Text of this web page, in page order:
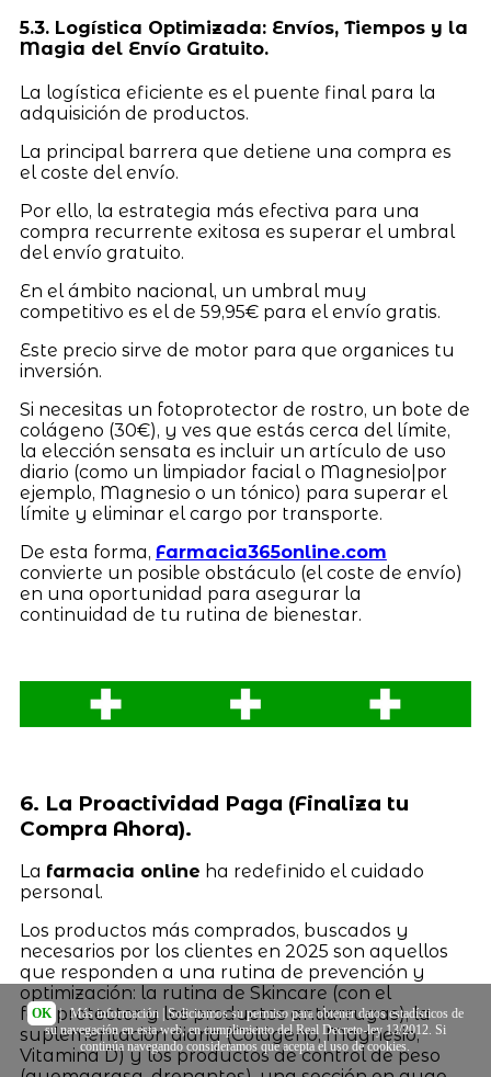
5.3. Logística Optimizada: Envíos, Tiempos y la
Magia del Envío Gratuito.
La logística eficiente es el puente final para la
adquisición de productos.
La principal barrera que detiene una compra es
el coste del envío.
Por ello, la estrategia más efectiva para una
compra recurrente exitosa es superar el umbral
del envío gratuito.
En el ámbito nacional, un umbral muy
competitivo es el de 59,95€ para el envío gratis.
Este precio sirve de motor para que organices tu
inversión.
Si necesitas un fotoprotector de rostro, un bote de
colágeno (30€), y ves que estás cerca del límite,
la elección sensata es incluir un artículo de uso
diario (como un limpiador facial o Magnesio|por
ejemplo, Magnesio o un tónico) para superar el
límite y eliminar el cargo por transporte.
De esta forma, Farmacia365online.com
convierte un posible obstáculo (el coste de envío)
en una oportunidad para asegurar la
continuidad de tu rutina de bienestar.
6. La Proactividad Paga (Finaliza tu
Compra Ahora).
La farmacia online ha redefinido el cuidado
personal.
Los productos más comprados, buscados y
necesarios por los clientes en 2025 son aquellos
que responden a una rutina de prevención y
optimización: la rutina de Skincare (con el
fotoprotector y los productos antiarrugas), la
suplementación diaria (Colágeno, Magnesio,
Vitamina D) y los productos de control de peso
OK | Más información| Solicitamos su permiso para obtener datos estadísticos de
su navegación en esta web, en cumplimiento del Real Decreto-ley 13/2012. Si
continúa navegando consideramos que acepta el uso de cookies.